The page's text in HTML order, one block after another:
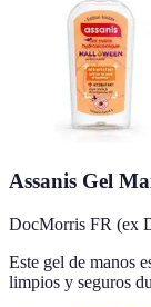
Assanis Gel
DocMorris FR (ex
Este gel de manos
limpios y seguros